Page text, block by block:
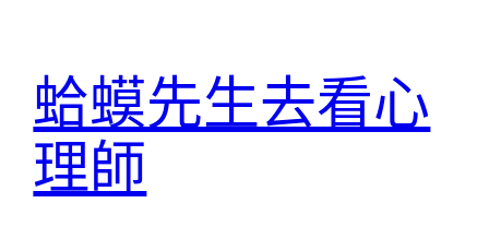
蛤蟆先生去看心
理師